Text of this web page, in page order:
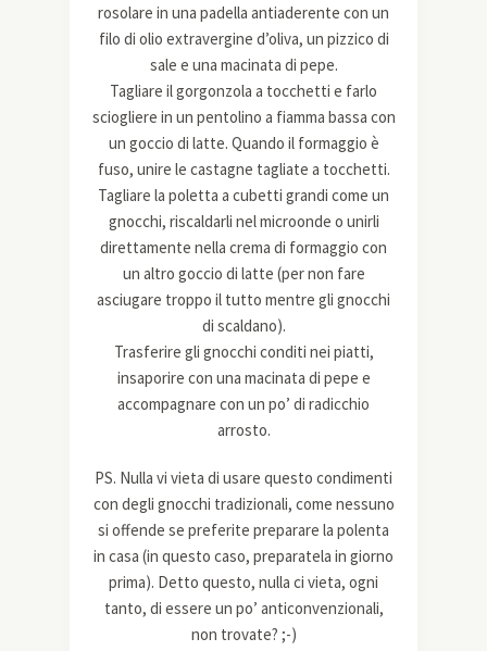
rosolare in una padella antiaderente con un
filo di olio extravergine d’oliva, un pizzico di
sale e una macinata di pepe.
Tagliare il gorgonzola a tocchetti e farlo
sciogliere in un pentolino a fiamma bassa con
un goccio di latte. Quando il formaggio è
fuso, unire le castagne tagliate a tocchetti.
Tagliare la poletta a cubetti grandi come un
gnocchi, riscaldarli nel microonde o unirli
direttamente nella crema di formaggio con
un altro goccio di latte (per non fare
asciugare troppo il tutto mentre gli gnocchi
di scaldano).
Trasferire gli gnocchi conditi nei piatti,
insaporire con una macinata di pepe e
accompagnare con un po’ di radicchio
arrosto.
PS. Nulla vi vieta di usare questo condimenti
con degli gnocchi tradizionali, come nessuno
si offende se preferite preparare la polenta
in casa (in questo caso, preparatela in giorno
prima). Detto questo, nulla ci vieta, ogni
tanto, di essere un po’ anticonvenzionali,
non trovate? ;-)